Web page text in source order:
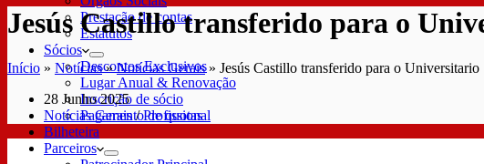
Prestação de contas
Estatutos
Sócios
Descontos Exclusivos
Lugar Anual & Renovação
Inscrição de sócio
Pagamento de quotas
Bilheteira
Parceiros
Jesús Castillo transferido para o
Início » Notícias»Notícias Gerais» Jesús Castillo transferido para o Universitario
28 Junho 2025
Notícias Gerais/Profissional